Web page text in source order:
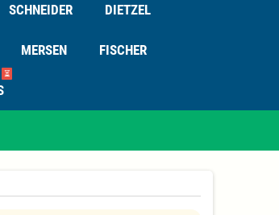
SCHNEIDER DIETZEL
MERSEN FISCHER
⏳